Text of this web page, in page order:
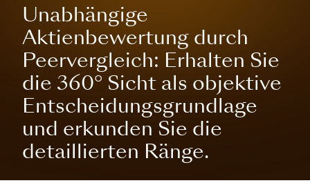
Unabhängige
Aktienbewertung durch
Peervergleich: Erhalten Sie
die 360° Sicht als objektive
Entscheidungsgrundlage
und erkunden Sie die
detaillierten Ränge.